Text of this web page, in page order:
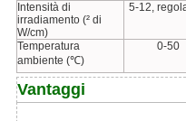
Intensità di
irradiamento (² di
W/cm)
5-12,
Temperatura
ambiente (℃)
0-50
Vantaggi